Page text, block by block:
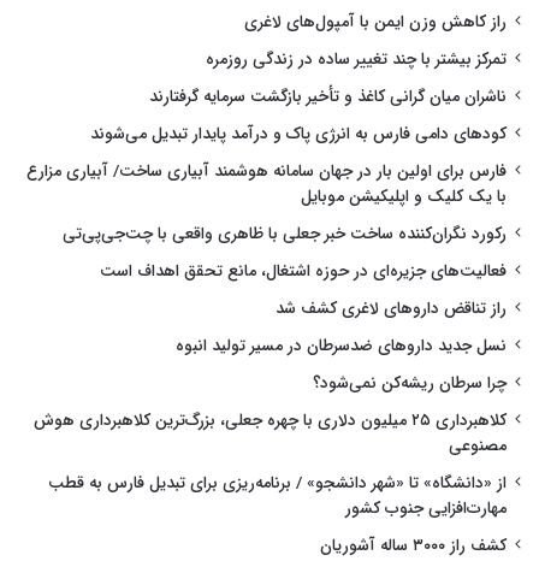
راز کاهش وزن ایمن با آمپول‌های لاغری
تمرکز بیشتر با چند تغییر ساده در زندگی روزمره
ناشران میان گرانی کاغذ و تأخیر بازگشت سرمایه گرفتارند
کودهای دامی فارس به انرژی پاک و درآمد پایدار تبدیل می‌شوند
فارس برای اولین بار در جهان سامانه هوشمند آبیاری ساخت/ آبیاری مزارع
با یک کلیک و اپلیکیشن موبایل
رکورد نگران‌کننده ساخت خبر جعلی با ظاهری واقعی با چت‌جی‌پی‌تی
فعالیت‌های جزیره‌ای در حوزه اشتغال، مانع تحقق اهداف است
راز تناقض داروهای لاغری کشف شد
نسل جدید داروهای ضدسرطان در مسیر تولید انبوه
چرا سرطان ریشه‌کن نمی‌شود؟
کلاهبرداری ۲۵ میلیون دلاری با چهره جعلی، بزرگ‌ترین کلاهبرداری هوش
مصنوعی
از «دانشگاه» تا «شهر دانشجو» / برنامه‌ریزی برای تبدیل فارس به قطب
مهارت‌افزایی جنوب کشور
کشف راز ۳۰۰۰ ساله آشوریان